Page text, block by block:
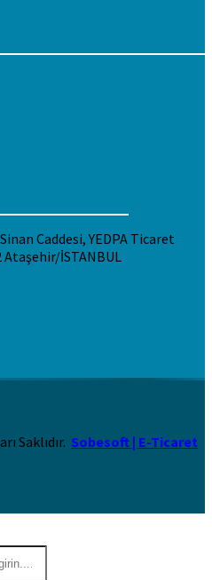
Caddesi, YEDPA Ticaret
Ataşehir/İSTANBUL
Saklıdır. Sobesoft | E-Ticaret